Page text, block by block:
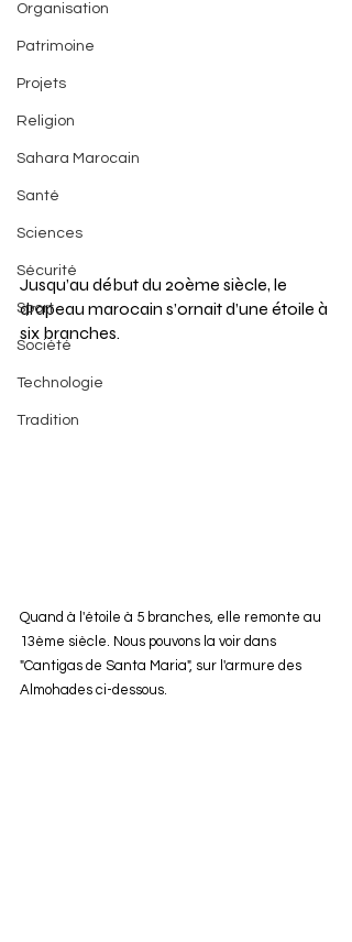
Organisation
Patrimoine
Projets
Religion
Sahara Marocain
Santé
Sciences
Sécurité
Sport
Société
Technologie
Tradition
Jusqu’au début du 20ème siècle, le
drapeau marocain s’ornait d’une étoile à
six branches.
Quand à l'étoile à 5 branches, elle remonte au
13ème siècle. Nous pouvons la voir dans
"Cantigas de Santa Maria", sur l'armure des
Almohades ci-dessous.